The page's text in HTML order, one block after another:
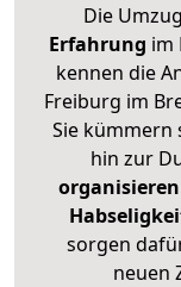
Die
Erfahrung im
kennen die
Freiburg im
Sie kümmern
hin zur
sorgen
neuen